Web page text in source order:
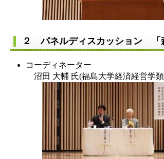
２ パネルディスカッション 「
コーディネーター
沼田 大輔 氏(福島大学経済経営学